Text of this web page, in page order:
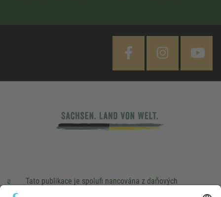
Tato publikace je spolufi nancována z daňových